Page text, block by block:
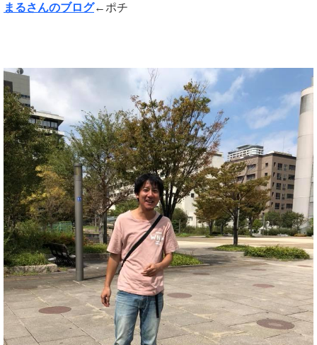
まるさんのブログ←ポチ